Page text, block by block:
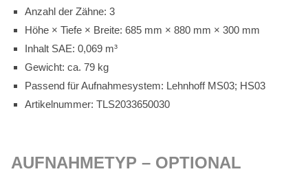
An­zahl der Zäh­ne: 3
Höhe × Tie­fe × Brei­te: 685 mm × 880 mm × 300 mm
In­halt SAE: 0,069 m³
Ge­wicht: ca. 79 kg
Pas­send für Auf­nah­me­sys­tem: Lehn­hoff MS03; HS03
Ar­ti­kel­num­mer: TLS2033650030
AUF­NAH­ME­TYP – OP­TIO­NAL